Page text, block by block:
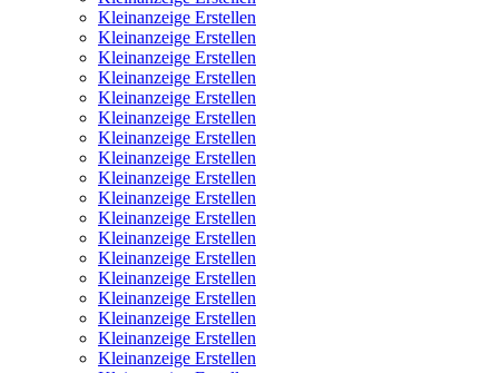
Kleinanzeige Erstellen
Kleinanzeige Erstellen
Kleinanzeige Erstellen
Kleinanzeige Erstellen
Kleinanzeige Erstellen
Kleinanzeige Erstellen
Kleinanzeige Erstellen
Kleinanzeige Erstellen
Kleinanzeige Erstellen
Kleinanzeige Erstellen
Kleinanzeige Erstellen
Kleinanzeige Erstellen
Kleinanzeige Erstellen
Kleinanzeige Erstellen
Kleinanzeige Erstellen
Kleinanzeige Erstellen
Kleinanzeige Erstellen
Kleinanzeige Erstellen